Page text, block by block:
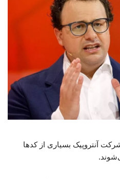
آنتروپیک بسیاری از کدها